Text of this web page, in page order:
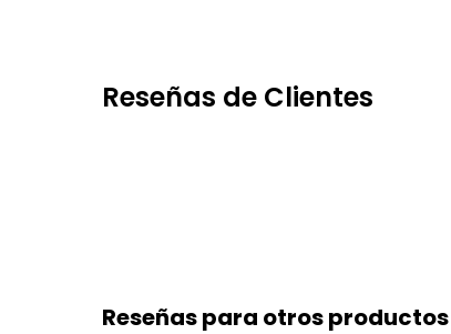
Reseñas de Clientes
Reseñas para otros productos